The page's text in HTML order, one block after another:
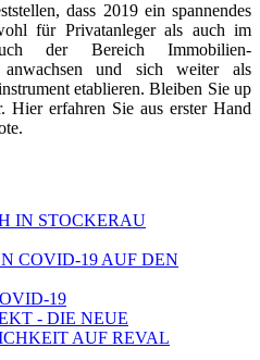
dass 2019 ein spannendes
für Privatanleger als auch im
der Bereich Immobilien-
und sich weiter als
etablieren. Bleiben Sie up
Hier erfahren Sie aus erster Hand
IN STOCKERAU
COVID-19 AUF DEN
19
- DIE NEUE
AUF REVAL